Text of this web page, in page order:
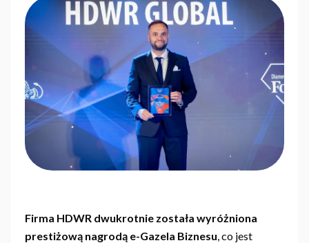
Firma HDWR dwukrotnie została wyróżniona
prestiżową nagrodą e-Gazela Biznesu , co jest